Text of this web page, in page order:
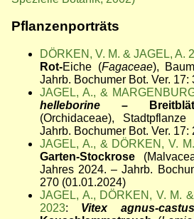
Pflanzenporträts
DÖRKEN, V. M. & JAGEL, A.
Rot-Eiche (Fagaceae),
Jahrb. Bochumer Bot. Ver. 17:
JAGEL, A., &
helleborine –
(Orchidaceae),
Jahrb. Bochumer Bot. Ver.
JAGEL, A., & DÖRKEN, V.
Garten-Stockrose
Jahres 2024. – Jahrb.
270 (01.01.2024)
JAGEL, A., DÖRKEN, V. M.
2023: Vitex agnus-